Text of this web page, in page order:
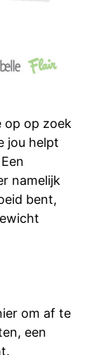
op op zoek
jou helpt
namelijk
bent,
om af te
een